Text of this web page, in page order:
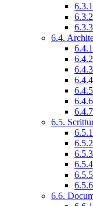
6.4.
6.5.
6.6.